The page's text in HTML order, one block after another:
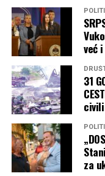
Zloupotrebu javnih
kampanje i trgovine
Grad Prijedor i
stranačkih
potezu!
Banjaluka24
žive,
koji je
drugima
ambiciju
jasan je
Krsna slava
već
31
za